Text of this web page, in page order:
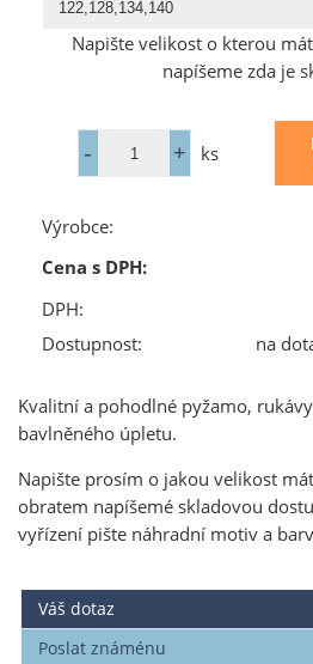
Napište velikost o kterou
napíšeme zda je
ks
Výrobce:
Cena s DPH:
DPH:
Dostupnost:
na
Kvalitní a pohodlné pyžamo,
bavlněného úpletu.
Napište prosím o jakou velikost
obratem napíšemé skladovou
vyřízení pište náhradní motiv a
Váš dotaz
Poslat známénu